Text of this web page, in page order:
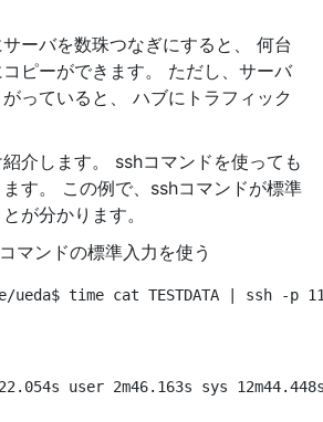
ーバを数珠つなぎにすると、 何台
ピーができます。 ただし、サーバ
っていると、 ハブにトラフィック
介します。 sshコマンドを使っても
す。 この例で、sshコマンドが標準
が分かります。
コマンドの標準入力を使う
ueda$ time cat TESTDATA | ssh -p
user 2m46.163s sys